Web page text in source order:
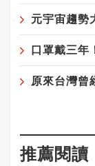
元宇宙趨勢
原來台灣曾
推薦閱讀